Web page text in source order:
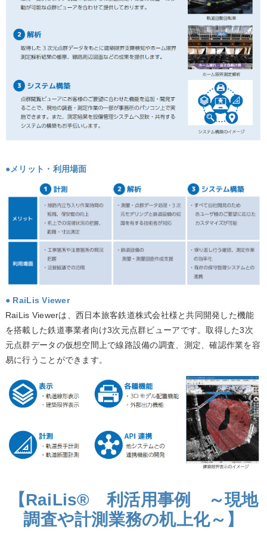
●メリット・利用場面
● RaiLis Viewer
RaiLis Viewerは、西日本旅客鉄道株式会社様と共同開発した機能
を搭載した鉄道事業者向け3次元点群ビューアです。取得した3次
元点群データの仮想空間上で線路設備の調査、測定、確認作業を容
易に行うことができます。
【RaiLis® 利活用事例 ～現地
調査や計測業務の机上化～】